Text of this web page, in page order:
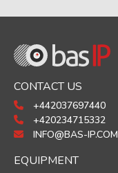
CONTACT US
+442037697440
+420234715332
INFO@BAS-IP.COM
EQUIPMENT